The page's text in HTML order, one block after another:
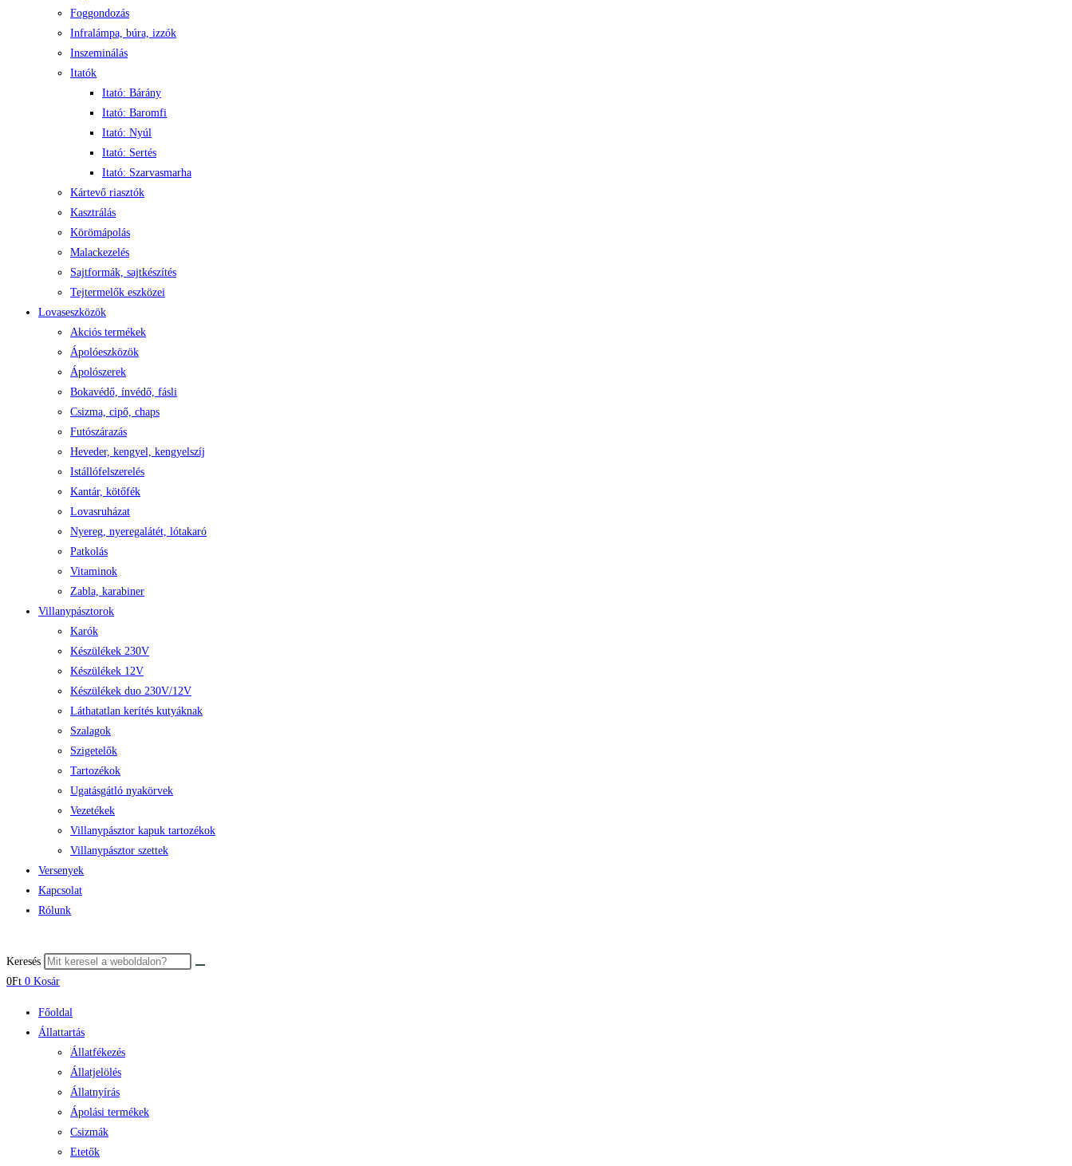
Foggondozás
Infralámpa, búra, izzók
Inszeminálás
Itatók
Itató: Bárány
Itató: Baromfi
Itató: Nyúl
Itató: Sertés
Itató: Szarvasmarha
Kártevő riasztók
Kasztrálás
Körömápolás
Malackezelés
Sajtformák, sajtkészítés
Tejtermelők eszközei
Lovaseszközök
Akciós termékek
Ápolóeszközök
Ápolószerek
Bokavédő, ínvédő, fásli
Csizma, cipő, chaps
Futószárazás
Heveder, kengyel, kengyelszíj
Istállófelszerelés
Kantár, kötőfék
Lovasruházat
Nyereg, nyeregalátét, lótakaró
Patkolás
Vitaminok
Zabla, karabiner
Villanypásztorok
Karók
Készülékek 230V
Készülékek 12V
Készülékek duo 230V/12V
Láthatatlan kerítés kutyáknak
Szalagok
Szigetelők
Tartozékok
Ugatásgátló nyakörvek
Vezetékek
Villanypásztor kapuk tartozékok
Villanypásztor szettek
Versenyek
Kapcsolat
Rólunk
Keresés
0Ft 0 Kosár
Főoldal
Állattartás
Állatfékezés
Állatjelölés
Állatnyírás
Ápolási termékek
Csizmák
Etetők